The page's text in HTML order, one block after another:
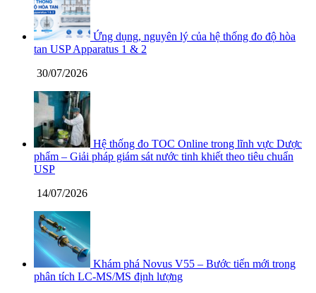
Ứng dụng, nguyên lý của hệ thống đo độ hòa
tan USP Apparatus 1 & 2
30/07/2026
Hệ thống đo TOC Online trong lĩnh vực Dược
phẩm – Giải pháp giám sát nước tinh khiết theo tiêu chuẩn
USP
14/07/2026
Khám phá Novus V55 – Bước tiến mới trong
phân tích LC-MS/MS định lượng